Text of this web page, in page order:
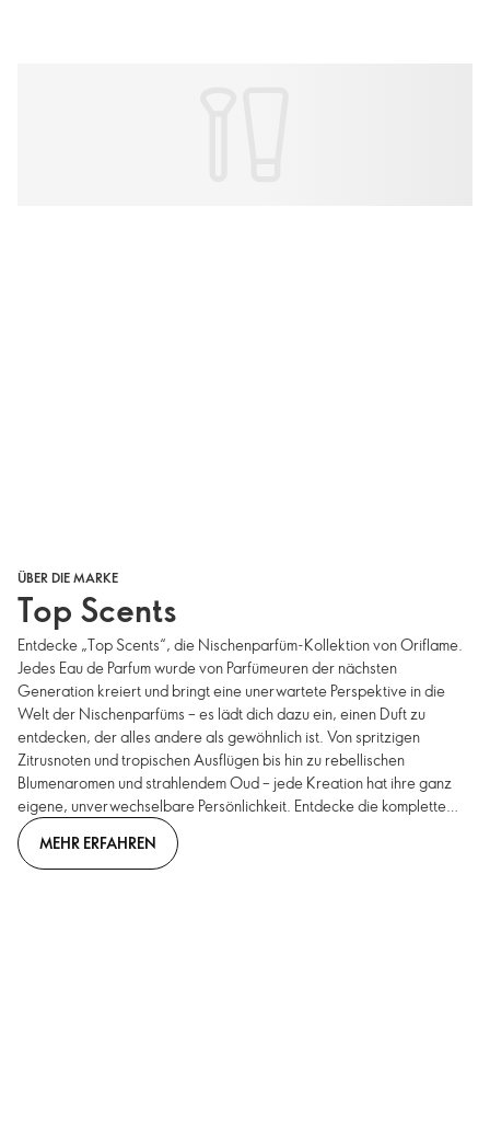
ÜBER DIE MARKE
Top Scents
Entdecke „Top Scents“, die Nischenparfüm-Kollektion von Oriflame.
Jedes Eau de Parfum wurde von Parfümeuren der nächsten
Generation kreiert und bringt eine unerwartete Perspektive in die
Welt der Nischenparfüms – es lädt dich dazu ein, einen Duft zu
entdecken, der alles andere als gewöhnlich ist. Von spritzigen
Zitrusnoten und tropischen Ausflügen bis hin zu rebellischen
Blumenaromen und strahlendem Oud – jede Kreation hat ihre ganz
eigene, unverwechselbare Persönlichkeit. Entdecke die komplette
Kollektion, stelle dir deine eigene Duftgarderobe zusammen und
finde heraus, warum ein „Top Scents“-Duft niemals genug ist.
MEHR ERFAHREN